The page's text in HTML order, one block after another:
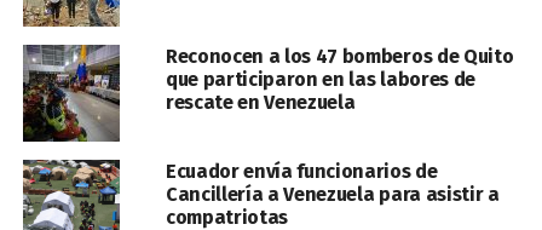
Reconocen a los 47 bomberos de Quito
que participaron en las labores de
rescate en Venezuela
Ecuador envía funcionarios de
Cancillería a Venezuela para asistir a
compatriotas